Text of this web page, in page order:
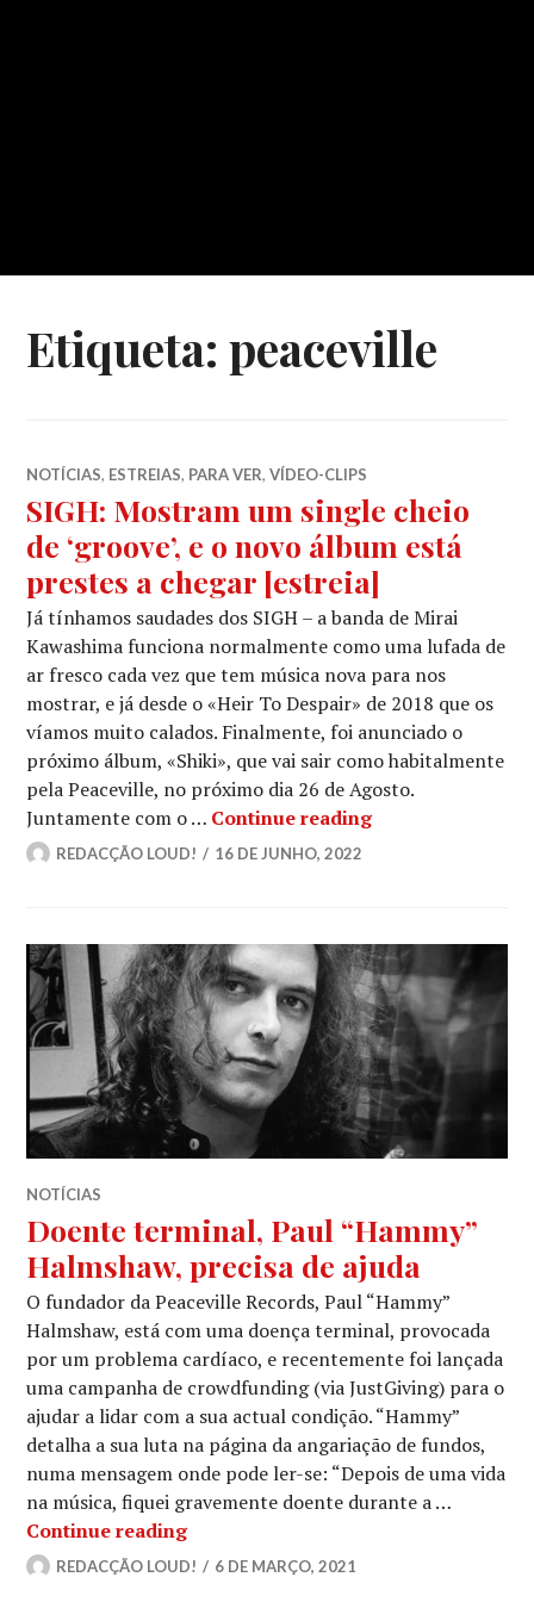
Etiqueta:peaceville
NOTÍCIAS, ESTREIAS, PARA VER,VÍDEO-CLIPS
SIGH: Mostram um single cheio
de ‘groove’, e o novo álbum está
prestes a chegar [estreia]
Já tínhamos saudades dos SIGH – a banda de Mirai
Kawashima funciona normalmente como uma lufada de
ar fresco cada vez que tem música nova para nos
mostrar, e já desde o «Heir To Despair» de 2018 que os
víamos muito calados. Finalmente, foi anunciado o
próximo álbum, «Shiki», que vai sair como habitalmente
pela Peaceville, no próximo dia 26 de Agosto.
Juntamente com o … Continue readingSIGH: Mostram
REDACÇÃO LOUD! 16 DE JUNHO, 2022
NOTÍCIAS
Doente terminal, Paul “Hammy”
Halmshaw, precisa de ajuda
O fundador da Peaceville Records, Paul “Hammy”
Halmshaw, está com uma doença terminal, provocada
por um problema cardíaco, e recentemente foi lançada
uma campanha de crowdfunding (via JustGiving) para o
ajudar a lidar com a sua actual condição. “Hammy”
detalha a sua luta na página da angariação de fundos,
numa mensagem onde pode ler-se: “Depois de uma vida
na música, fiquei gravemente doente durante a …
Continue readingDoente terminal, Paul “Hammy”
REDACÇÃO LOUD! 6 DE MARÇO, 2021